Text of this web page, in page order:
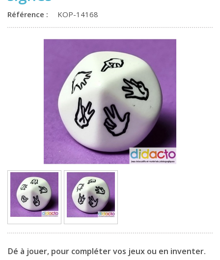
Référence : KOP-14168
Dé à jouer, pour compléter vos jeux ou en inventer.